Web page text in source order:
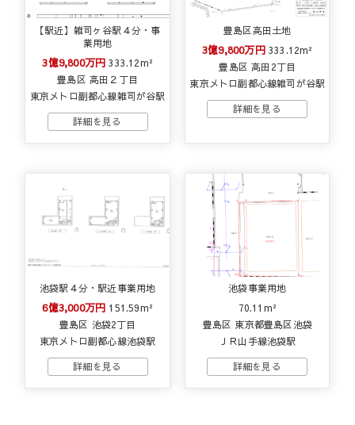
【駅近】雑司ヶ谷駅４分・事
業用地
3億9,800万円333.12m²
豊島区 高田２丁目
東京メトロ副都心線雑司が谷駅
豊島区高田土地
3億9,800万円 333.12m²
豊島区 高田2丁目
東京メトロ副都心線雑司が谷駅
池袋駅４分・駅近事業用地
6億3,000万円 151.59m²
豊島区 池袋2丁目
東京メトロ副都心線池袋駅
池袋事業用地
70.11m²
豊島区 東京都豊島区池袋
ＪＲ山手線池袋駅